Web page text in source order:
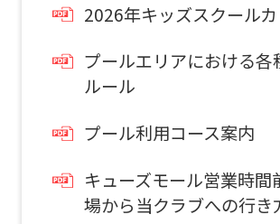
2026年キッズスクール
プールエリアにおける各
ルール
プール利用コース案内
キューズモール営業時間
場から当クラブへの行き
service,
the
of
this
website